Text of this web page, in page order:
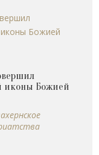
иконы Божией